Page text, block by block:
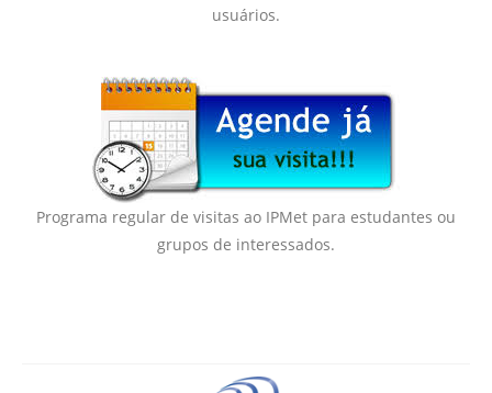
Estações do Ano
usuários.
Programa regular de visitas ao IPMet para estudantes ou
grupos de interessados.